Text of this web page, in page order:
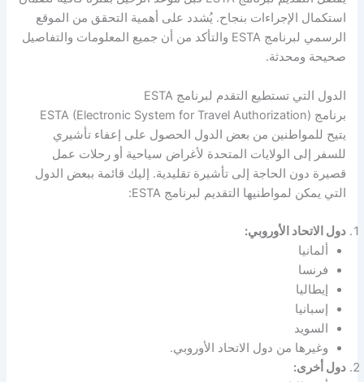
استكمال الإجراءات بنجاح. يُشدد على أهمية التحقق من الموقع
الرسمي لبرنامج ESTA والتأكد من أن جميع المعلومات والتفاصيل
صحيحة ومحدثة.
الدول التي تستطيع التقدم لبرنامج ESTA
برنامج ESTA (Electronic System for Travel Authorization)
يتيح للمواطنين من بعض الدول الحصول على إعفاء تأشيري
للسفر إلى الولايات المتحدة لأغراض سياحية أو رحلات عمل
قصيرة دون الحاجة إلى تأشيرة تقليدية. إليك قائمة ببعض الدول
التي يمكن لمواطنيها التقديم لبرنامج ESTA:
دول الاتحاد الأوروبي:
ألمانيا
فرنسا
إيطاليا
إسبانيا
السويد
وغيرها من دول الاتحاد الأوروبي.
دول أخرى: